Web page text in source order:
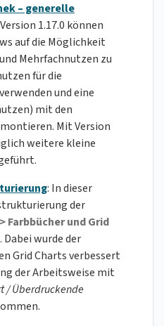
– generelle
1.17.0 können
auf die Möglichkeit
Mehrfachnutzen zu
für die
und eine
mit den
Mit Version
weitere kleine
: In dieser
der
Farbbücher und Grid
wurde der
Grid Charts verbessert
der Arbeitsweise mit
/ Überdruckende